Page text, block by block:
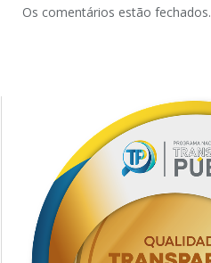
Os comentários estão fechados.